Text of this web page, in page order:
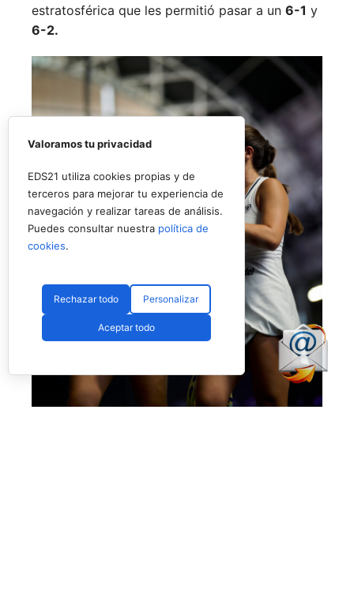
estratosférica que les permitió pasar a un 6-1 y
6-2.
Valoramos tu privacidad
EDS21 utiliza cookies propias y de
terceros para mejorar tu experiencia de
navegación y realizar tareas de análisis.
Puedes consultar nuestra política de
cookies.
Rechazar todo Personalizar
Aceptar todo